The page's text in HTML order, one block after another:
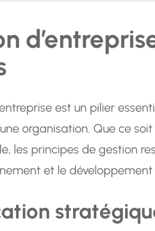
est un pilier
organisation. Que ce
les principes de gestion
et le développement